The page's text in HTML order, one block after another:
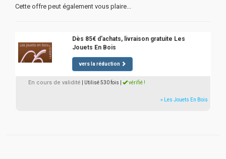
Cette offre peut également vous plaire...
Dès 85€ d'achats, livraison gratuite Les
Jouets En Bois
vers la réduction
En cours de validité | Utilisé 530 fois vérifié !
» Les Jouets En Bois